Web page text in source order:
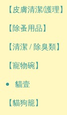
【皮膚清潔/護理】
【除蚤用品】
【清潔 / 除臭類】
【寵物碗】
貓壹
【貓狗籠】